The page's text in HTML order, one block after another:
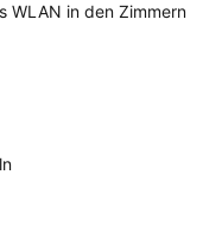
WLAN in den Zimmern